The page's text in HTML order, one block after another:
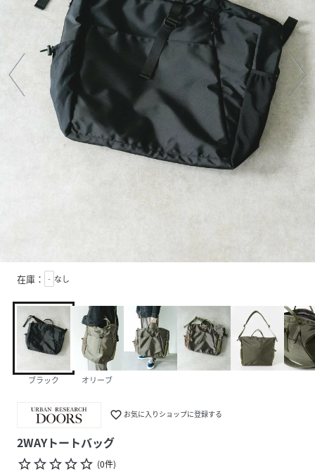
在庫： - なし
ブラック オリーブ
favorite_border お気に入りショップに登録する
2WAYトートバッグ
star_borderstar_borderstar_borderstar_borderstar_border (0件)